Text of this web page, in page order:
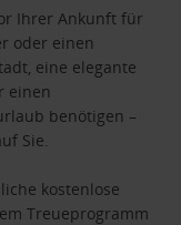
Ihrer Ankunft für
oder einen
eine elegante
einen
benötigen –
Sie.
kostenlose
Treueprogramm